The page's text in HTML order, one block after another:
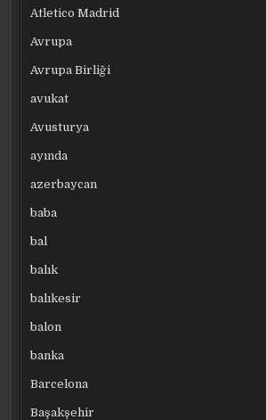
Atletico Madrid
Avrupa
Avrupa Birliği
avukat
Avusturya
ayında
azerbaycan
baba
bal
balık
balıkesir
balon
banka
Barcelona
Başakşehir